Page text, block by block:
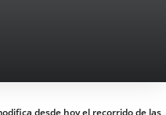
desde hoy el recorrido de las